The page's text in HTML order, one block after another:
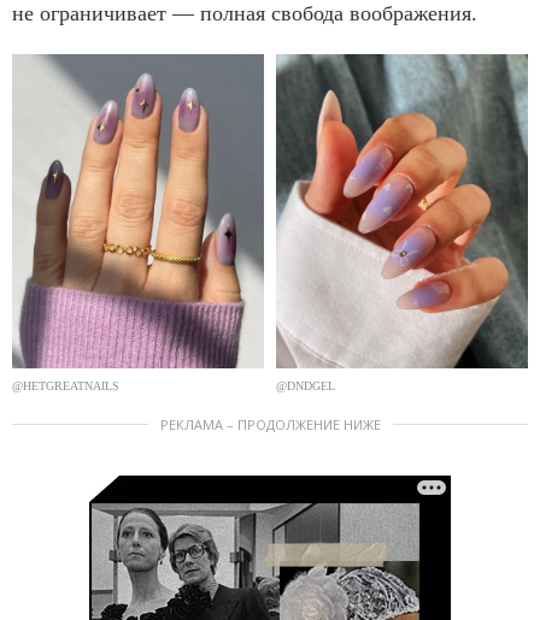
не ограничивает — полная свобода воображения.
@HETGREATNAILS @DNDGEL
РЕКЛАМА – ПРОДОЛЖЕНИЕ НИЖЕ